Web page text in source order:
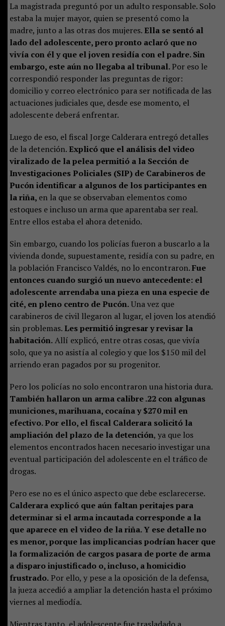
La magistrada preguntó por un adulto responsable. Solo
estaba la mujer mayor, quien se presentó como la
madre, junto a las otras dos mujeres. Ella se sentó al
lado del adolescente, pero pronto aclaró que no
vivía con él y que el joven residía con el padre. Sin
embargo, este aún no llegaba al tribunal.Por eso le
correspondió responder las preguntas de rigor:
domicilio y correo electrónico para ser notificada de las
actuaciones judiciales que, desde ese momento, el
adolescente deberá enfrentar.
Luego de eso, el fiscal Jorge Calderara entregó detalles
de la detención. Explicó que el análisis del video
viralizado de la pelea permitió a la Sección de
Investigaciones Policiales (SIP) de Carabineros de
Pucón identificar a algunos de los participantes en
la riña, en la que se observaban elementos como
estoques e incluso un arma que aparentaba ser real.
Entre ellos estaba el ahora detenido.
Sin embargo, cuando los policías fueron a buscarlo a la
vivienda donde, supuestamente, residía con su padre, en
la población Francisco Valdés, no lo encontraron.Fue
entonces cuando surgió un nuevo antecedente: el
adolescente arrendaba una pieza en una especie de
cité, en pleno centro de Pucón.Una vez que
carabineros de civil llegaron al lugar, el joven los atendió
sin problemas. Les permitió ingresar y revisar la
habitación.Allí explicó, entre otras cosas, que vivía
solo, que ya no asistía al colegio y que los $150 mil del
arriendo eran pagados por su progenitor.
Pero los policías no solo encontraron una historia dura.
También hallaron un arma calibre .22 con algunas
municiones, marihuana, cocaína y $270 mil en
efectivo. Por ello, el fiscal Calderara solicitó la
ampliación del plazo de la detención, ya que los
elementos encontrados hacen necesario investigar una
eventual participación del adolescente en el tráfico de
drogas.
Pero ese no es el único aspecto que debe esclarecerse.
Calderara explicó que aún faltan peritajes para
determinar si el arma incautada corresponde a la
que aparece en el video de la riña. Y ese detalle no
es menor, porque las implicancias podrían hacer que
la formalización de cargos pasara de porte de arma
a disparo injustificado o, incluso, a homicidio
frustrado.Por ello, y pese a la oposición de la defensa,
la jueza accedió a ampliar la detención hasta el próximo
viernes al mediodía.